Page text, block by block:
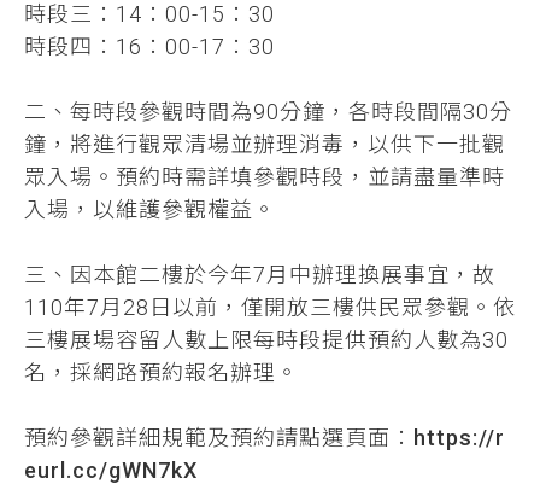
時段三：14：00-15：30
時段四：16：00-17：30
二、每時段參觀時間為90分鐘，各時段間隔30分
鐘，將進行觀眾清場並辦理消毒，以供下一批觀
眾入場。預約時需詳填參觀時段，並請盡量準時
入場，以維護參觀權益。
三、因本館二樓於今年7月中辦理換展事宜，故
110年7月28日以前，僅開放三樓供民眾參觀。依
三樓展場容留人數上限每時段提供預約人數為30
名，採網路預約報名辦理。
預約參觀詳細規範及預約請點選頁面： https://r
eurl.cc/gWN7kX